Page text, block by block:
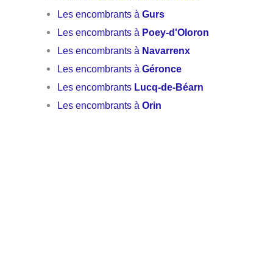
Les encombrants àGurs
Les encombrants à Poey-d'Oloron
Les encombrants à Navarrenx
Les encombrants àGéronce
Les encombrants Lucq-de-Béarn
Les encombrants àOrin